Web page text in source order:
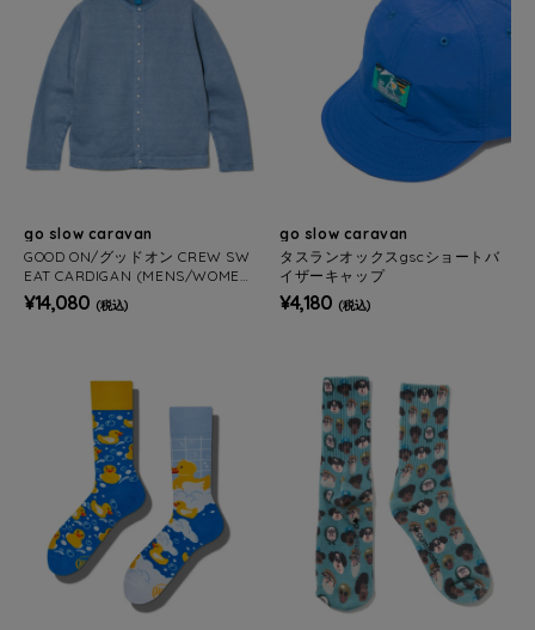
go slow caravan
GOOD ON/グッドオン CREW SW
EAT CARDIGAN (MENS/WOMEN
S))
¥14,080 (税込)
go slow caravan
タスランオックスgscショートバ
イザーキャップ
¥4,180 (税込)